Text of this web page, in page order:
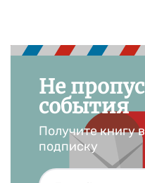
Не
события
Получите книгу
подписку